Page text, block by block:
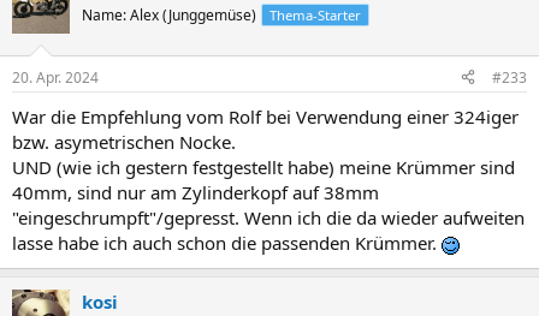
Name: Alex (Junggemüse) Thema-Starter
20. Apr. 2024 #233
War die Empfehlung vom Rolf bei Verwendung einer 324iger
bzw. asymetrischen Nocke.
UND (wie ich gestern festgestellt habe) meine Krümmer sind
40mm, sind nur am Zylinderkopf auf 38mm
"eingeschrumpft"/gepresst. Wenn ich die da wieder aufweiten
lasse habe ich auch schon die passenden Krümmer.
kosi